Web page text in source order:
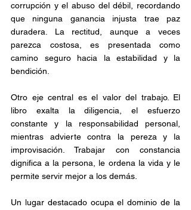
corrupción y el abuso del débil, recordando
que ninguna ganancia injusta trae paz
duradera. La rectitud, aunque a veces
parezca costosa, es presentada como
camino seguro hacia la estabilidad y la
bendición.
Otro eje central es el valor del trabajo. El
libro exalta la diligencia, el esfuerzo
constante y la responsabilidad personal,
mientras advierte contra la pereza y la
improvisación. Trabajar con constancia
dignifica a la persona, le ordena la vida y le
permite servir mejor a los demás.
Un lugar destacado ocupa el dominio de la